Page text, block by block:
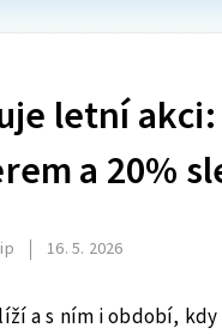
letní
a 20%
16. 5. 2026
a s ním i období,